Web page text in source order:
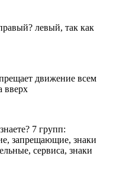
левый, так как
движение всем
вверх
7 групп:
запрещающие, знаки
сервиса, знаки